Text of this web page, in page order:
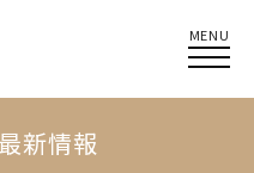
MENU
新情報